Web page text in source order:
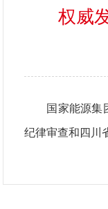
权威
国家能源集团
纪律审查和四川